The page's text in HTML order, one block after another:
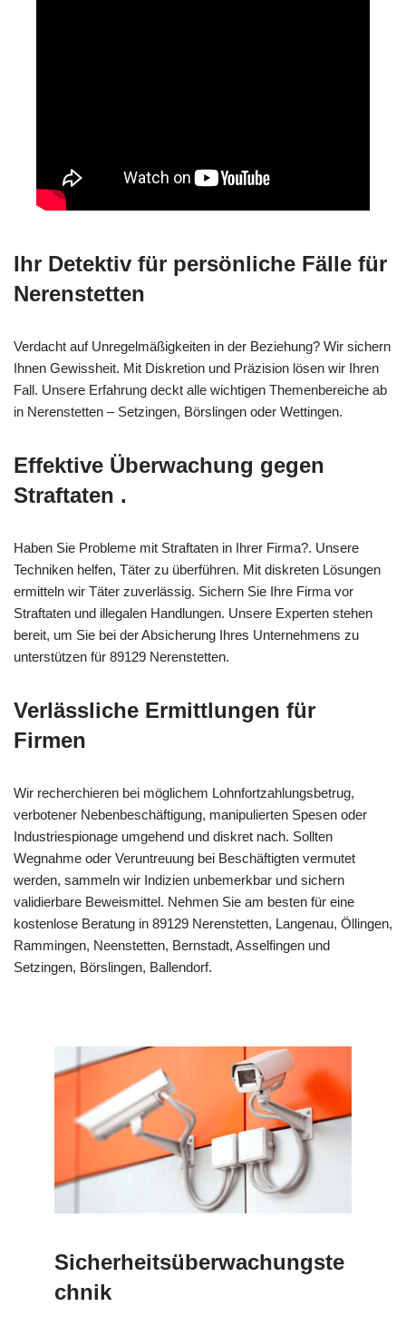
Ihr Detektiv für persönliche Fälle für
Nerenstetten
Verdacht auf Unregelmäßigkeiten in der Beziehung? Wir sichern
Ihnen Gewissheit. Mit Diskretion und Präzision lösen wir Ihren
Fall. Unsere Erfahrung deckt alle wichtigen Themenbereiche ab
in Nerenstetten – Setzingen, Börslingen oder Wettingen.
Effektive Überwachung gegen
Straftaten .
Haben Sie Probleme mit Straftaten in Ihrer Firma?. Unsere
Techniken helfen, Täter zu überführen. Mit diskreten Lösungen
ermitteln wir Täter zuverlässig. Sichern Sie Ihre Firma vor
Straftaten und illegalen Handlungen. Unsere Experten stehen
bereit, um Sie bei der Absicherung Ihres Unternehmens zu
unterstützen für 89129 Nerenstetten.
Verlässliche Ermittlungen für
Firmen
Wir recherchieren bei möglichem Lohnfortzahlungsbetrug,
verbotener Nebenbeschäftigung, manipulierten Spesen oder
Industriespionage umgehend und diskret nach. Sollten
Wegnahme oder Veruntreuung bei Beschäftigten vermutet
werden, sammeln wir Indizien unbemerkbar und sichern
validierbare Beweismittel. Nehmen Sie am besten für eine
kostenlose Beratung in 89129 Nerenstetten, Langenau, Öllingen,
Rammingen, Neenstetten, Bernstadt, Asselfingen und
Setzingen, Börslingen, Ballendorf.
Sicherheitsüberwachungste
chnik